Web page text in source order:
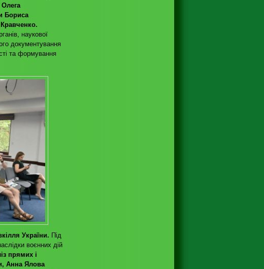
Олега
Бориса
наукової
документування
та формування
України. Під
воєнних дій
прямих і
Анна Ялова